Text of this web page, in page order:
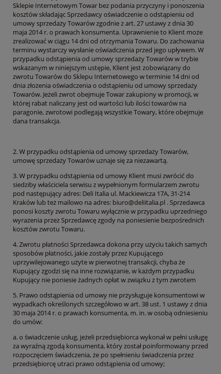
Sklepie Internetowym Towar bez podania przyczyny i ponoszenia
kosztów składając Sprzedawcy oświadczenie o odstąpieniu od
umowy sprzedaży Towarów zgodnie z art. 27 ustawy z dnia 30
maja 2014 r. o prawach konsumenta. Uprawnienie to Klient może
zrealizować w ciągu 14 dni od otrzymania Towaru. Do zachowania
terminu wystarczy wysłanie oświadczenia przed jego upływem. W
przypadku odstąpienia od umowy sprzedaży Towarów w trybie
wskazanym w niniejszym ustępie, Klient jest zobowiązany do
zwrotu Towarów do Sklepu Internetowego w terminie 14 dni od
dnia złożenia oświadczenia o odstąpieniu od umowy sprzedaży
Towarów. Jeżeli zwrot obejmuje Towar zakupiony w promocji, w
której rabat naliczany jest od wartości lub ilości towarów na
paragonie, zwrotowi podlegają wszystkie Towary, które obejmuje
dana transakcja.
2. W przypadku odstąpienia od umowy sprzedaży Towarów,
umowę sprzedaży Towarów uznaje się za niezawartą.
3. W przypadku odstąpienia od umowy Klient musi zwrócić do
siedziby właściciela serwisu z wypełnionym formularzem zwrotu
pod następujący adres: Deli Italia ul. Mackiewicza 17A, 31-214
Kraków lub też mailowo na adres: biuro@deliitalia.pl . Sprzedawca
ponosi koszty zwrotu Towaru wyłącznie w przypadku uprzedniego
wyrażenia przez Sprzedawcę zgody na poniesienie bezpośrednich
kosztów zwrotu Towaru.
4. Zwrotu płatności Sprzedawca dokona przy użyciu takich samych
sposobów płatności, jakie zostały przez Kupującego
uprzywilejowanego użyte w pierwotnej transakcji, chyba że
Kupujący zgodzi się na inne rozwiązanie, w każdym przypadku
Kupujący nie poniesie żadnych opłat w związku z tym zwrotem
5. Prawo odstąpienia od umowy nie przysługuje konsumentowi w
wypadkach określonych szczegółowo w art. 38 ust. 1 ustawy z dnia
30 maja 2014 r. o prawach konsumenta, m. in. w osobą odniesieniu
do umów:
a. o świadczenie usług, jeżeli przedsiębiorca wykonał w pełni usługę
za wyraźną zgodą konsumenta, który został poinformowany przed
rozpoczęciem świadczenia, że po spełnieniu świadczenia przez
przedsiębiorcę utraci prawo odstąpienia od umowy;